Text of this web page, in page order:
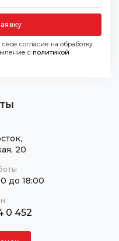
согласие на обработку
с политикой
20
до 18:00
0 452